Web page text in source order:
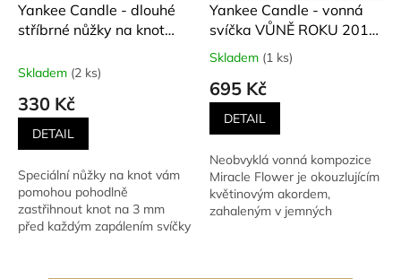
Yankee Candle - dlouhé
stříbrné nůžky na knot
Skladem (2 ks)
330 Kč
DETAIL
Speciální nůžky na knot vám
pomohou pohodlně
zastřihnout knot na 3 mm
před každým zapálením svíčky
Yankee Candle - vonná
svíčka VŮNĚ ROKU 2019
ONE TOGETHER
(Společně) 623 g
Průměrné
hodnocení
produktu
4,5
5
hvězdiček.
Skladem (1 ks)
695 Kč
DETAIL
Neobvyklá vonná kompozice
Miracle Flower je okouzlujícím
květinovým akordem,
zahaleným v jemných